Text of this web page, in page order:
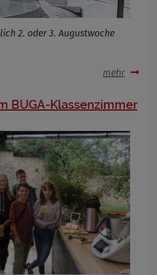
2. oder 3. Augustwoche
mehr
BUGA-Klassenzimmer